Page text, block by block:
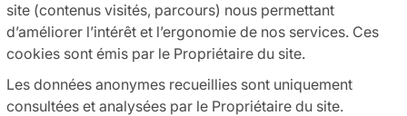
site (contenus visités, parcours) nous permettant
d’améliorer l’intérêt et l’ergonomie de nos services. Ces
cookies sont émis par le Propriétaire du site.
Les données anonymes recueillies sont uniquement
consultées et analysées par le Propriétaire du site.